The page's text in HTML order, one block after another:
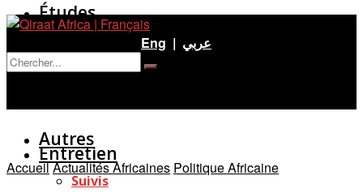
Études
Entretien
Autres
Suivis
Entretien
Eng | عربي
AccueilActualités Africaines Politique Africaine